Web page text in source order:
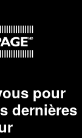
pour
dernières